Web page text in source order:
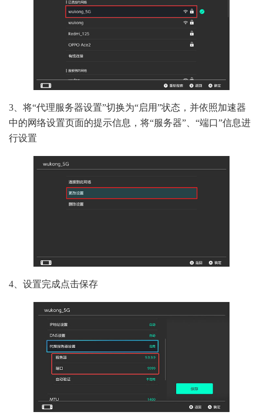
3、将“代理服务器设置”切换为“启用”状态，并依照加速器
中的网络设置页面的提示信息，将“服务器”、“端口”信息进
行设置
4、设置完成点击保存